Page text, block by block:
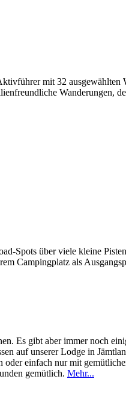
mit 32
Spots über viele kleine
Campingplatz als
Es gibt aber immer noch
auf unserer Lodge in
einfach nur mit
gemütlich. Mehr...